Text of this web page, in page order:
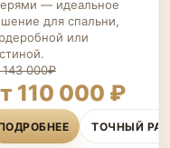
— идеальное
для спальни,
или
143 000₽
110 000 ₽
ТОЧНЫЙ